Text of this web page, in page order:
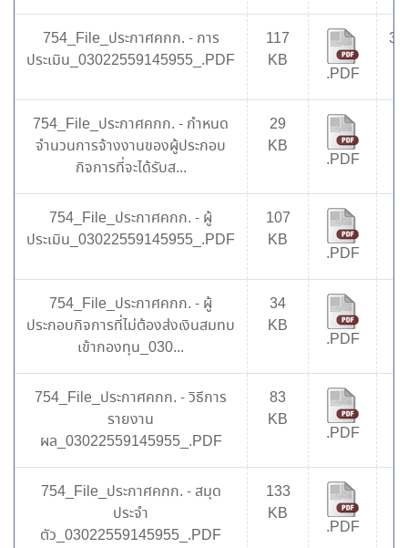
754_File_ประกาศคกก. - การ
ประเมิน_03022559145955_.PDF
117
KB
.PDF
754_File_ประกาศคกก. - กำหนด
จำนวนการจ้างงานของผู้ประกอบ
กิจการที่จะได้รับส...
29
KB
.PDF
754_File_ประกาศคกก. - ผู้
ประเมิน_03022559145955_.PDF
107
KB
.PDF
754_File_ประกาศคกก. - ผู้
ประกอบกิจการที่ไม่ต้องส่งเงินสมทบ
เข้ากองทุน_030...
34
KB
.PDF
754_File_ประกาศคกก. - วิธีการ
รายงาน
ผล_03022559145955_.PDF
83
KB
.PDF
754_File_ประกาศคกก. - สมุด
ประจำ
ตัว_03022559145955_.PDF
133
KB
.PDF